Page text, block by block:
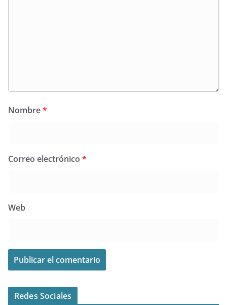
Nombre*
Correo electrónico *
Web
Redes Sociales